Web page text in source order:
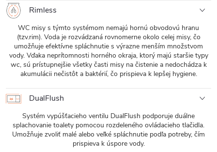
Rimless
WC misy s týmto systémom nemajú hornú obvodovú hranu
(tzv.rim). Voda je rozvádzaná rovnomerne okolo celej misy, čo
umožňuje efektívne spláchnutie s výrazne menším množstvom
vody. Vďaka neprítomnosti horného okraja, ktorý majú staršie typy
wc, sú prístupnejšie všetky časti misy na čistenie a nedochádza k
akumulácii nečistôt a baktérií, čo prispieva k lepšej hygiene.
DualFlush
Systém vypúšťacieho ventilu DualFlush podporuje duálne
splachovanie toalety pomocou rozdeleného ovládacieho tlačidla.
Umožňuje zvoliť malé alebo veľké spláchnutie podľa potreby, čím
prispieva k úspore vody.